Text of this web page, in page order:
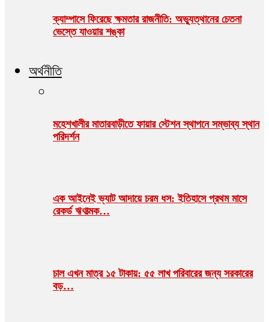
ক্যাম্পাসে ফিরেছে ক্ষমতার রাজনীতি: অভ্যুত্থানের চেতনা
ভেস্তে যাওয়ার শঙ্কা
অর্থনীতি
মহেশখালীর মাতারবাড়ীতে ফায়ার স্টেশন স্থাপনে সম্ভাব্য স্থান
পরিদর্শন
এক আইনেই ভ্যাট আদায়ে চরম ধস: ইতিহাসে প্রথম মাসে
রেকর্ড ঋণাত্মক…
চাল এখন মাত্র ১৫ টাকায়: ৫৫ লাখ পরিবারের জন্য সরকারের
বড়…